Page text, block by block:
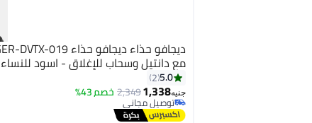
2
مع دانتيل وسحاب للإغلاق - اسود للنساء
5.0
2
جنيه1,338
2,349خصم 43%
توصيل مجاني
توصيل مجاني